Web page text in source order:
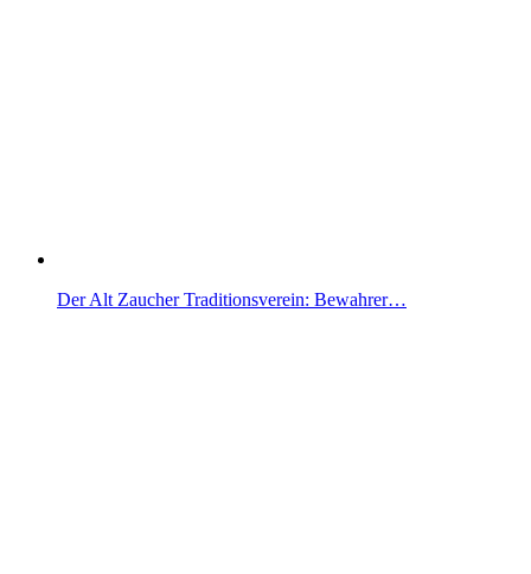
Der Alt Zaucher Traditionsverein: Bewahrer…